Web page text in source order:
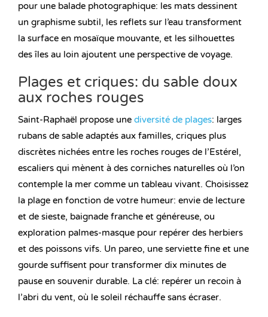
pour une balade photographique: les mats dessinent
un graphisme subtil, les reflets sur l’eau transforment
la surface en mosaïque mouvante, et les silhouettes
des îles au loin ajoutent une perspective de voyage.
Plages et criques: du sable doux
aux roches rouges
Saint-Raphaël propose une diversité de plages: larges
rubans de sable adaptés aux familles, criques plus
discrètes nichées entre les roches rouges de l’Estérel,
escaliers qui mènent à des corniches naturelles où l’on
contemple la mer comme un tableau vivant. Choisissez
la plage en fonction de votre humeur: envie de lecture
et de sieste, baignade franche et généreuse, ou
exploration palmes-masque pour repérer des herbiers
et des poissons vifs. Un pareo, une serviette fine et une
gourde suffisent pour transformer dix minutes de
pause en souvenir durable. La clé: repérer un recoin à
l’abri du vent, où le soleil réchauffe sans écraser.